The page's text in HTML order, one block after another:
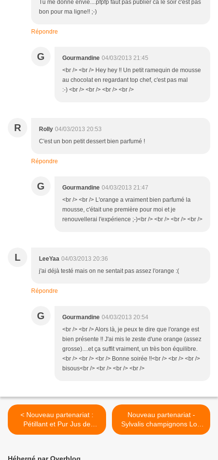
Tu me donne envie....pfpfp faut pas publier ca le soir c'est pas
bon pour ma ligne!! ;-)
Répondre
G Gourmandine 04/03/2013 21:45
<br /> <br /> Hey hey !! Un petit ramequin de mousse
au chocolat en regardant top chef, c'est pas mal
:-) <br /> <br /> <br /> <br />
R Rolly 04/03/2013 20:53
C'est un bon petit dessert bien parfumé !
Répondre
G Gourmandine 04/03/2013 21:47
<br /> <br /> L'orange a vraiment bien parfumé la
mousse, c'était une première pour moi et je
renouvellerai l'expérience ;-)<br /> <br /> <br /> <br />
L LeeYaa 04/03/2013 20:36
j'ai déjà testé mais on ne sentait pas assez l'orange :(
Répondre
G Gourmandine 04/03/2013 20:54
<br /> <br /> Alors là, je peux te dire que l'orange est
bien présente !! J'ai mis le zeste d'une orange (assez
grosse)....et ça suffit vraiment, un très bon équilibre.
<br /> <br /> <br /> Bonne soirée !!<br /> <br /> <br />
bisous<br /> <br /> <br /> <br />
< Nouveau partenariat :
Pétillant et Pur Jus de
Pomme-Juliet
Nouveau partenariat -
Sylvalis champignons Lou
Capelou >